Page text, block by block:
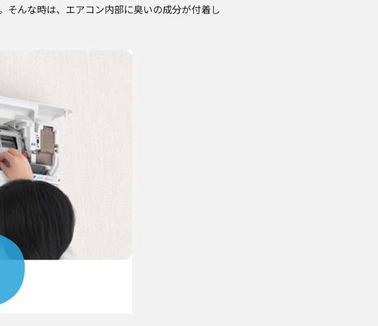
んな時は、エアコン内部に臭いの成分が付着し